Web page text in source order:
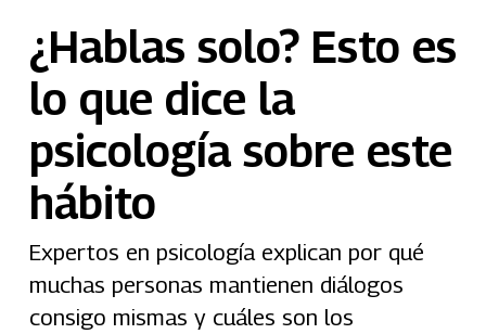
¿Hablas solo? Esto es
lo que dice la
psicología sobre este
hábito
Expertos en psicología explican por qué
muchas personas mantienen diálogos
consigo mismas y cuáles son los